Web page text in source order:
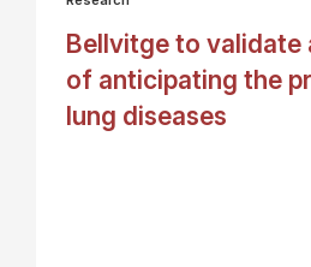
Bellvitge to validate
of anticipating the
lung diseases